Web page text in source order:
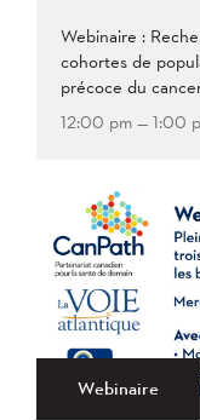
Webinaire :
cohortes de
précoce du
12:00 pm — 1:00
Webinaire